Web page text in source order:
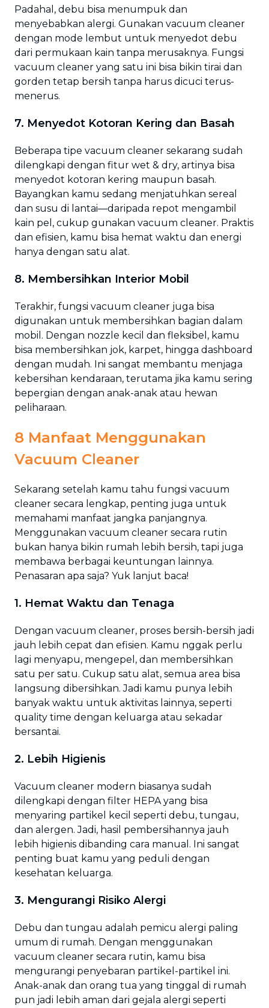
Padahal, debu bisa menumpuk dan
menyebabkan alergi. Gunakan vacuum cleaner
dengan mode lembut untuk menyedot debu
dari permukaan kain tanpa merusaknya. Fungsi
vacuum cleaner yang satu ini bisa bikin tirai dan
gorden tetap bersih tanpa harus dicuci terus-
menerus.
7. Menyedot Kotoran Kering dan Basah
Beberapa tipe vacuum cleaner sekarang sudah
dilengkapi dengan fitur wet & dry, artinya bisa
menyedot kotoran kering maupun basah.
Bayangkan kamu sedang menjatuhkan sereal
dan susu di lantai—daripada repot mengambil
kain pel, cukup gunakan vacuum cleaner. Praktis
dan efisien, kamu bisa hemat waktu dan energi
hanya dengan satu alat.
8. Membersihkan Interior Mobil
Terakhir, fungsi vacuum cleaner juga bisa
digunakan untuk membersihkan bagian dalam
mobil. Dengan nozzle kecil dan fleksibel, kamu
bisa membersihkan jok, karpet, hingga dashboard
dengan mudah. Ini sangat membantu menjaga
kebersihan kendaraan, terutama jika kamu sering
bepergian dengan anak-anak atau hewan
peliharaan.
8 Manfaat Menggunakan
Vacuum Cleaner
Sekarang setelah kamu tahu fungsi vacuum
cleaner secara lengkap, penting juga untuk
memahami manfaat jangka panjangnya.
Menggunakan vacuum cleaner secara rutin
bukan hanya bikin rumah lebih bersih, tapi juga
membawa berbagai keuntungan lainnya.
Penasaran apa saja? Yuk lanjut baca!
1. Hemat Waktu dan Tenaga
Dengan vacuum cleaner, proses bersih-bersih jadi
jauh lebih cepat dan efisien. Kamu nggak perlu
lagi menyapu, mengepel, dan membersihkan
satu per satu. Cukup satu alat, semua area bisa
langsung dibersihkan. Jadi kamu punya lebih
banyak waktu untuk aktivitas lainnya, seperti
quality time dengan keluarga atau sekadar
bersantai.
2. Lebih Higienis
Vacuum cleaner modern biasanya sudah
dilengkapi dengan filter HEPA yang bisa
menyaring partikel kecil seperti debu, tungau,
dan alergen. Jadi, hasil pembersihannya jauh
lebih higienis dibanding cara manual. Ini sangat
penting buat kamu yang peduli dengan
kesehatan keluarga.
3. Mengurangi Risiko Alergi
Debu dan tungau adalah pemicu alergi paling
umum di rumah. Dengan menggunakan
vacuum cleaner secara rutin, kamu bisa
mengurangi penyebaran partikel-partikel ini.
Anak-anak dan orang tua yang tinggal di rumah
pun jadi lebih aman dari gejala alergi seperti